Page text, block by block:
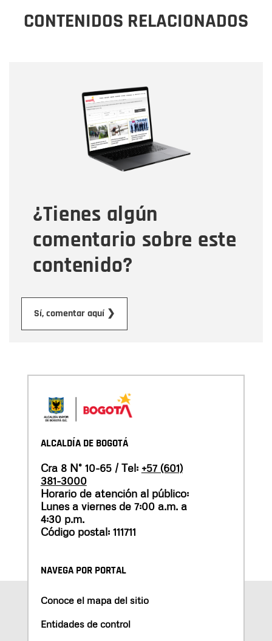
CONTENIDOS RELACIONADOS
¿Tienes algún
comentario sobre este
contenido?
Sí, comentar aquí ❯
Correo electrónico
Tipo de comentario
Mensaje
ALCALDÍA DE BOGOTÁ
Cra 8 N° 10-65 / Tel: +57 (601)
381-3000
Horario de atención al público:
Lunes a viernes de 7:00 a.m. a
4:30 p.m.
Código postal: 111711
NAVEGA POR PORTAL
Conoce el mapa del sitio
Entidades de control